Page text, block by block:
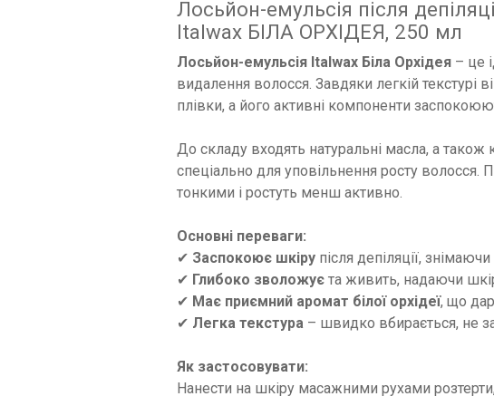
Лосьйон-емульсія після
Italwax БІЛА ОРХІДЕЯ, 250 мл
Лосьйон-емульсія Italwax Біла Орхідея – це
видалення волосся. Завдяки легкій
плівки, а його активні компоненти
До складу входять натуральні масла, а
спеціально для уповільнення росту волосся.
тонкими і ростуть менш активно.
Основні переваги:
✔ Заспокоює шкіру після депіляції,
✔ Глибоко зволожує та живить, надаючи
✔ Має приємний аромат білої орхідеї, що
✔ Легка текстура – швидко вбирається, не
Як застосовувати:
Нанести на шкіру масажними рухами